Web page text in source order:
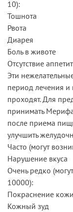
10):
Тошнота
Рвота
Диарея
Боль в животе
Отсутствие
Эти
период лечения и
проходят. Для
принимать
после приема
улучшить
Часто (могут
Нарушение вкуса
Очень редко
10000):
Покраснение
Кожный зуд